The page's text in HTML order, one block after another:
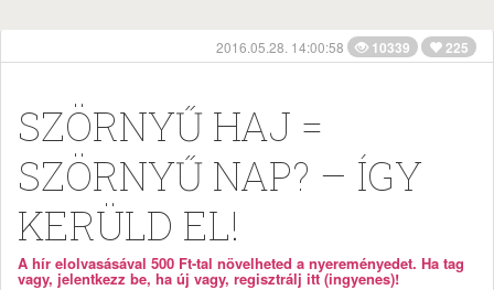
2016.05.28. 14:00:58 10339 225
SZÖRNYŰ HAJ =
SZÖRNYŰ NAP? – ÍGY
KERÜLD EL!
A hír elolvasásával 500 Ft-tal növelheted a nyereményedet. Ha tag
vagy, jelentkezz be, ha új vagy, regisztrálj itt (ingyenes)!